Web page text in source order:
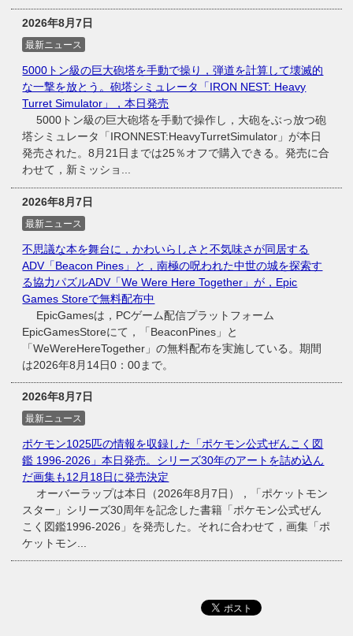
2026年8月7日
最新ニュース
5000トン級の巨大砲塔を手動で操り，弾道を計算して壊滅的
な一撃を放とう。砲塔シミュレータ「IRON NEST: Heavy
Turret Simulator」，本日発売
5000トン級の巨大砲塔を手動で操作し，大砲をぶっ放つ砲
塔シミュレータ「IRONNEST:HeavyTurretSimulator」が本日
発売された。8月21日までは25％オフで購入できる。発売に合
わせて，新ミッショ...
2026年8月7日
最新ニュース
不思議な本を舞台に，かわいらしさと不気味さが同居する
ADV「Beacon Pines」と，南極の呪われた中世の城を探索す
る協力パズルADV「We Were Here Together」が，Epic
Games Storeで無料配布中
EpicGamesは，PCゲーム配信プラットフォーム
EpicGamesStoreにて，「BeaconPines」と
「WeWereHereTogether」の無料配布を実施している。期間
は2026年8月14日0：00まで。
2026年8月7日
最新ニュース
ポケモン1025匹の情報を収録した「ポケモン公式ぜんこく図
鑑 1996-2026」本日発売。シリーズ30年のアートを詰め込ん
だ画集も12月18日に発売決定
オーバーラップは本日（2026年8月7日），「ポケットモン
スター」シリーズ30周年を記念した書籍「ポケモン公式ぜん
こく図鑑1996-2026」を発売した。それに合わせて，画集「ポ
ケットモン...